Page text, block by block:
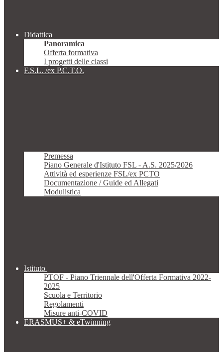
Didattica
Panoramica
Offerta formativa
I progetti delle classi
F.S.L. /ex P.C.T.O.
Premessa
Piano Generale d'Istituto FSL - A.S. 2025/2026
Attività ed esperienze FSL/ex PCTO
Documentazione / Guide ed Allegati
Modulistica
Istituto
PTOF - Piano Triennale dell'Offerta Formativa 2022-
2025
Scuola e Territorio
Regolamenti
Misure anti-COVID
ERASMUS+ & eTwinning